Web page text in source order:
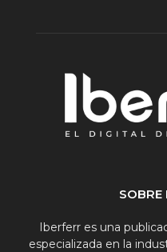
SOBRE
Iberferr es una
especializada en la